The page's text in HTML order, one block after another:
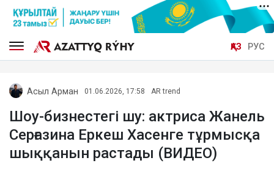
ҚАЗ РУС
Асыл Арман 01.06.2026, 17:58 AR trend
Шоу-бизнестегі шу: актриса Жанель
Серғазина Еркеш Хасенге тұрмысқа
шыққанын растады (ВИДЕО)